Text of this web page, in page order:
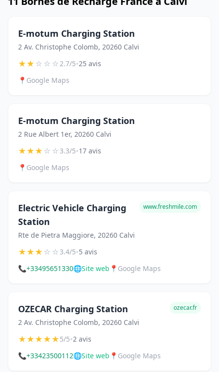
E-motum Charging Station
2 Av. Christophe Colomb, 20260 Calvi
★★☆☆☆2.7/5•25 avis
📍 Google Maps
E-motum Charging Station
2 Rue Albert 1er, 20260 Calvi
★★★☆☆3.3/5•17 avis
📍 Google Maps
Electric Vehicle Charging
Station
Rte de Pietra Maggiore, 20260 Calvi
www.freshmile.com
★★★☆☆3.4/5•5 avis
📞+33495651330🌐Site web 📍 Google Maps
OZECAR Charging Station
2 Av. Christophe Colomb, 20260 Calvi
ozecar.fr
★★★★★5/5•2 avis
📞+33423500112🌐Site web 📍 Google Maps